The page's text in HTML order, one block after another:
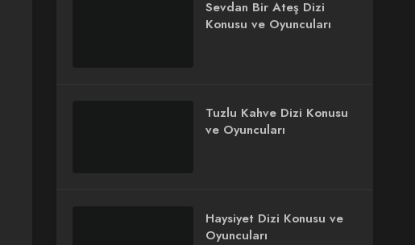
Sevdan Bir Ateş Dizi
Konusu ve Oyuncuları
Tuzlu Kahve Dizi Konusu
ve Oyuncuları
Haysiyet Dizi Konusu ve
Oyuncuları